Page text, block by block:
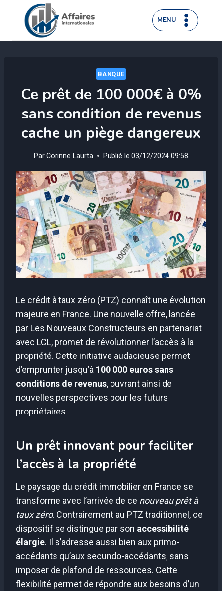
contenu
MENU
BANQUE
Ce prêt de 100 000€ à 0%
sans condition de revenus
cache un piège dangereux
ParCorinne Laurta Publié le 03/12/2024 09:58
Le crédit à taux zéro (PTZ) connaît une évolution
majeure en France. Une nouvelle offre, lancée
par Les Nouveaux Constructeurs en partenariat
avec LCL, promet de révolutionner l’accès à la
propriété. Cette initiative audacieuse permet
d’emprunter jusqu’à 100 000 euros sans
conditions de revenus, ouvrant ainsi de
nouvelles perspectives pour les futurs
propriétaires.
Un prêt innovant pour faciliter
l’accès à la propriété
Le paysage du crédit immobilier en France se
transforme avec l’arrivée de ce nouveau prêt à
taux zéro. Contrairement au PTZ traditionnel, ce
dispositif se distingue par son accessibilité
élargie. Il s’adresse aussi bien aux primo-
accédants qu’aux secundo-accédants, sans
imposer de plafond de ressources. Cette
flexibilité permet de répondre aux besoins d’un